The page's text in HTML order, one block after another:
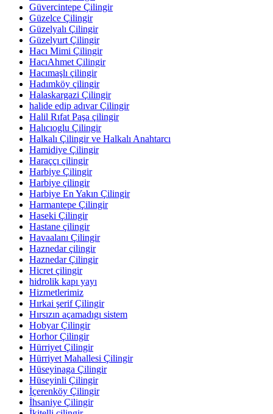
Güvercintepe Çilingir
Güzelce Çilingir
Güzelyalı Çilingir
Güzelyurt Çilingir
Hacı Mimi Çilingir
HacıAhmet Çilingir
Hacımaşlı çilingir
Hadımköy çilingir
Halaskargazi Çilingir
halide edip adıvar Çilingir
Halil Rıfat Paşa çilingir
Halıcıoglu Çilingir
Halkalı Çilingir ve Halkalı Anahtarcı
Hamidiye Çilingir
Haraççı çilingir
Harbiye Çilingir
Harbiye çilingir
Harbiye En Yakın Çilingir
Harmantepe Çilingir
Haseki Çilingir
Hastane çilingir
Havaalanı Çilingir
Haznedar çilingir
Haznedar Çilingir
Hicret çilingir
hidrolik kapı yayı
Hizmetlerimiz
Hırkai şerif Çilingir
Hırsızın açamadıgı sistem
Hobyar Çilingir
Horhor Çilingir
Hürriyet Çilingir
Hürriyet Mahallesi Çilingir
Hüseyinaga Çilingir
Hüseyinli Çilingir
İçerenköy Çilingir
İhsaniye Çilingir